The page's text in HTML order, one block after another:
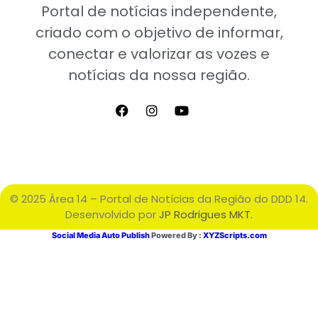
Portal de notícias independente,
criado com o objetivo de informar,
conectar e valorizar as vozes e
notícias da nossa região.
© 2025 Área 14 – Portal de Notícias da Região do DDD 14.
Desenvolvido porJP Rodrigues MKT.
Social Media Auto PublishPowered By : XYZScripts.com